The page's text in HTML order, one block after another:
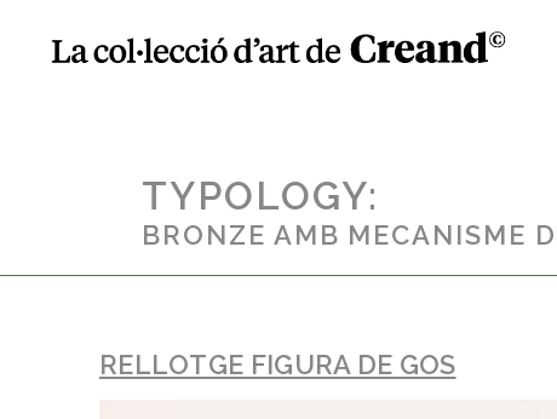
TYPOLOGY:
BRONZE AMB MECANISME
RELLOTGE FIGURA DE GOS